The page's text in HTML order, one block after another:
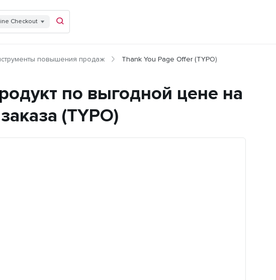
Checkout
повышения продаж Thank You Page Offer (TYPO)
по выгодной цене на
(TYPO)